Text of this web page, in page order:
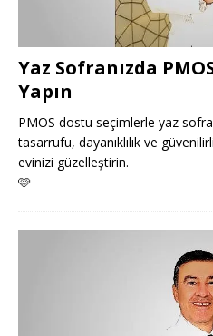
Yaz Sofranızda
Yapın
PMOS dostu seçimlerle yaz
tasarrufu, dayanıklılık ve
evinizi güzelleştirin.
🩷